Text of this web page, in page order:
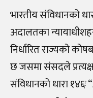
भारतीय संविधानको
अदालतका
निर्धारित राज्यको
छ जसमा संसदले
संविधानको धारा